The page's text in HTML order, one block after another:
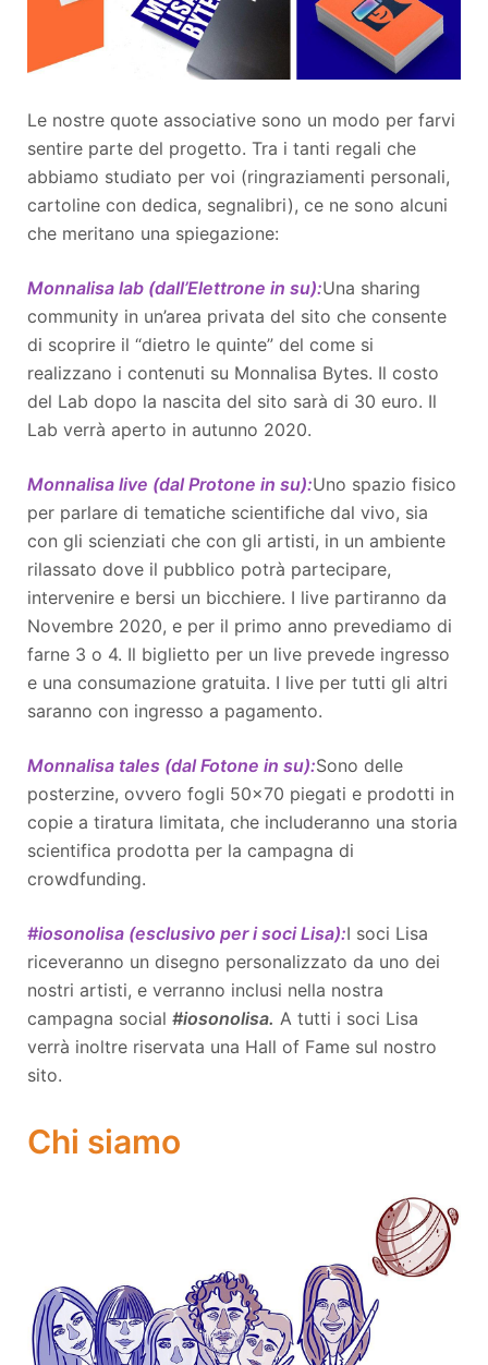
Le nostre quote associative sono un modo per farvi
sentire parte del progetto. Tra i tanti regali che
abbiamo studiato per voi (ringraziamenti personali,
cartoline con dedica, segnalibri), ce ne sono alcuni
che meritano una spiegazione:
Monnalisa lab (dall’Elettrone in su):Una sharing
community in un’area privata del sito che consente
di scoprire il “dietro le quinte” del come si
realizzano i contenuti su Monnalisa Bytes. Il costo
del Lab dopo la nascita del sito sarà di 30 euro. Il
Lab verrà aperto in autunno 2020.
Monnalisa live (dal Protone in su):Uno spazio fisico
per parlare di tematiche scientifiche dal vivo, sia
con gli scienziati che con gli artisti, in un ambiente
rilassato dove il pubblico potrà partecipare,
intervenire e bersi un bicchiere. I live partiranno da
Novembre 2020, e per il primo anno prevediamo di
farne 3 o 4. Il biglietto per un live prevede ingresso
e una consumazione gratuita. I live per tutti gli altri
saranno con ingresso a pagamento.
Monnalisa tales (dal Fotone in su):Sono delle
posterzine, ovvero fogli 50x70 piegati e prodotti in
copie a tiratura limitata, che includeranno una storia
scientifica prodotta per la campagna di
crowdfunding.
#iosonolisa (esclusivo per i soci Lisa):I soci Lisa
riceveranno un disegno personalizzato da uno dei
nostri artisti, e verranno inclusi nella nostra
campagna social #iosonolisa. A tutti i soci Lisa
verrà inoltre riservata una Hall of Fame sul nostro
sito.
Chi siamo